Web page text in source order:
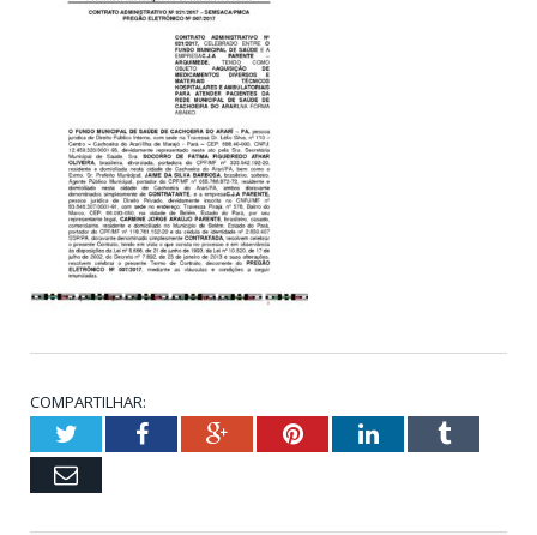
COMPARTILHAR:
TwitterFacebookGoogle+PinterestLinkedInTumblr
Email